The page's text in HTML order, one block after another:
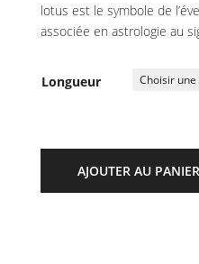
lotus est le symbole de
associée en astrologie au
Longueur
AJOUTER AU PANIER